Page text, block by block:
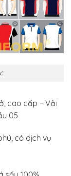
cao cấp – Vải
05
có dịch vụ